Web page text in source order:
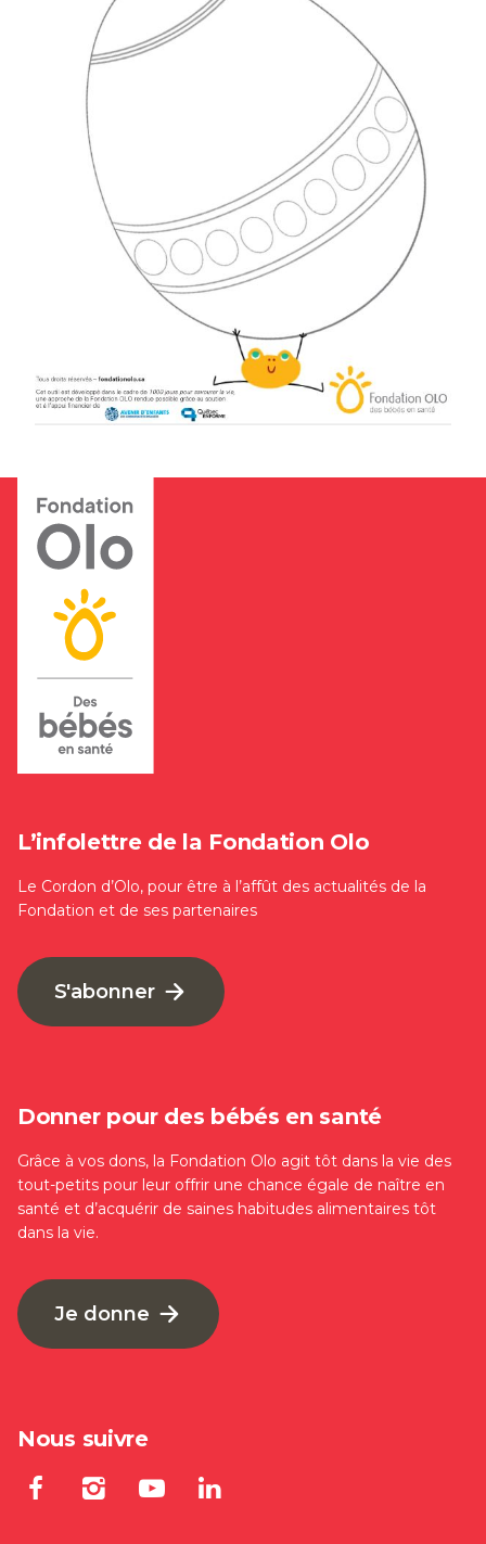
L’infolettre de la Fondation Olo
Le Cordon d’Olo, pour être à l’affût des actualités de la
Fondation et de ses partenaires
S'abonner
Donner pour des bébés en santé
Grâce à vos dons, la Fondation Olo agit tôt dans la vie des
tout-petits pour leur offrir une chance égale de naître en
santé et d’acquérir de saines habitudes alimentaires tôt
dans la vie.
Je donne
Nous suivre
Lien externe au site. S'ouvre
Lien externe au site.
Lien externe au site.